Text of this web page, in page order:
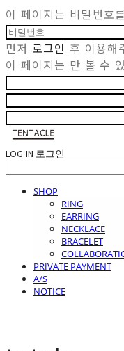
이 페이지는 비밀번호
먼저 로그인 후 이용해
이 페이지는 만 볼 수
LOG IN 로그인
SHOP
RING
EARRING
NECKLACE
BRACELET
PRIVATE PAYMENT
A/S
NOTICE